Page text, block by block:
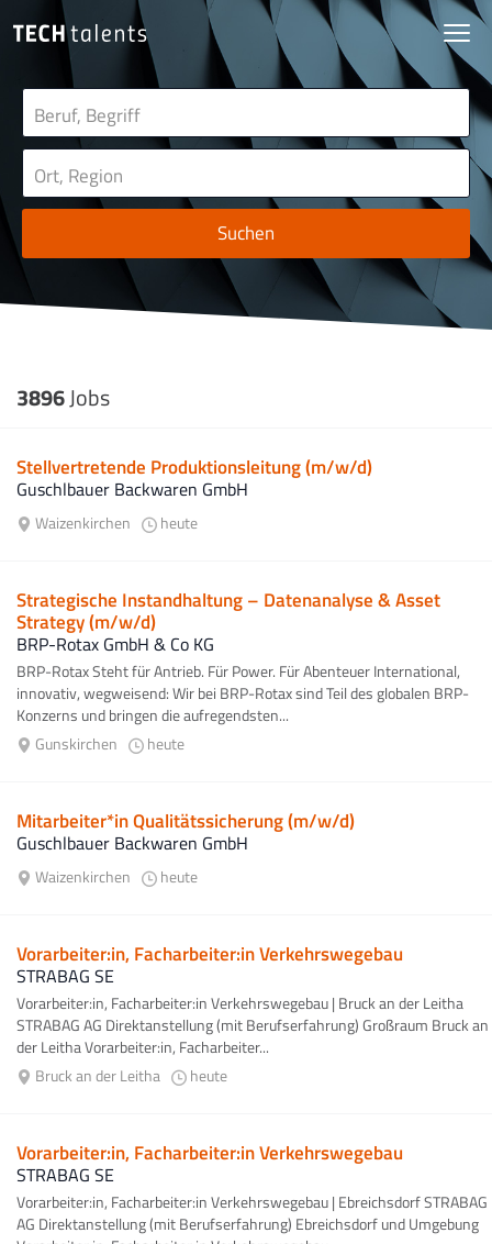
Suchen
3896Jobs
Stellvertretende Produktionsleitung (m/w/d)
Guschlbauer Backwaren GmbH
Waizenkirchen heute
Strategische Instandhaltung – Datenanalyse & Asset
Strategy (m/w/d)
BRP-Rotax GmbH & Co KG
BRP-Rotax Steht für Antrieb. Für Power. Für Abenteuer International,
innovativ, wegweisend: Wir bei BRP-Rotax sind Teil des globalen BRP-
Konzerns und bringen die aufregendsten...
Gunskirchen
heute
Mitarbeiter*in Qualitätssicherung (m/w/d)
Guschlbauer Backwaren GmbH
Waizenkirchen heute
Vorarbeiter:in, Facharbeiter:in Verkehrswegebau
STRABAG SE
Vorarbeiter:in, Facharbeiter:in Verkehrswegebau | Bruck an der Leitha
STRABAG AG Direktanstellung (mit Berufserfahrung) Großraum Bruck an
der Leitha Vorarbeiter:in, Facharbeiter...
Bruck an der Leitha
heute
Vorarbeiter:in, Facharbeiter:in Verkehrswegebau
STRABAG SE
Vorarbeiter:in, Facharbeiter:in Verkehrswegebau | Ebreichsdorf STRABAG
AG Direktanstellung (mit Berufserfahrung) Ebreichsdorf und Umgebung